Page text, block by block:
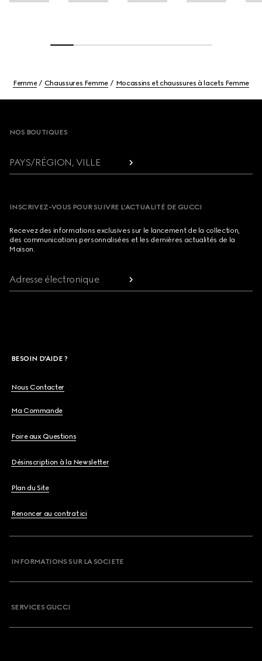
Femme Chaussures Femme Mocassins et chaussures à lacets Femme
NOS BOUTIQUES
PAYS/RÉGION, VILLE
INSCRIVEZ-VOUS POUR SUIVRE L’ACTUALITÉ DE GUCCI
Recevez des informations exclusives sur le lancement de la collection,
des communications personnalisées et les dernières actualités de la
Maison.
Adresse électronique
BESOIN D'AIDE ?
Nous Contacter
Ma Commande
Foire aux Questions
Désinscription à la Newsletter
Plan du Site
Renoncer au contrat ici
INFORMATIONS SUR LA SOCIETE
SERVICES GUCCI